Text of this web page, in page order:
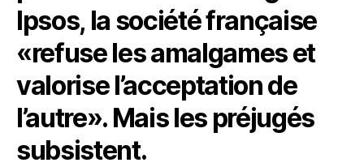
Ipsos, la société française
«refuse les amalgames et
valorise l’acceptation de
l’autre». Mais les préjugés
subsistent.